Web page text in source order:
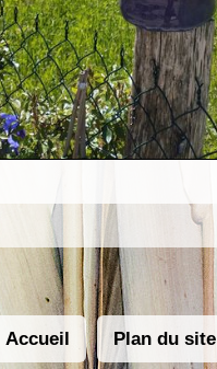
Accueil Plan du site